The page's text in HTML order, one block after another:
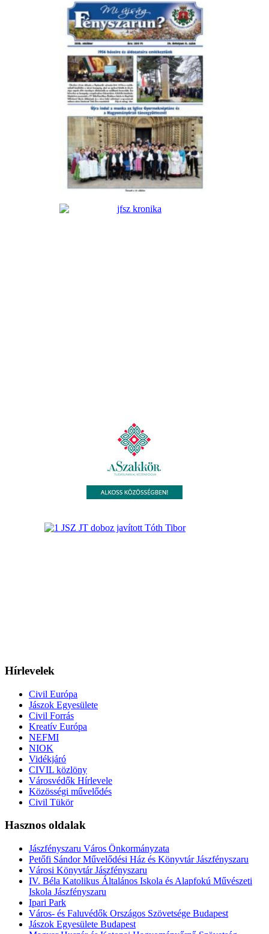
Hírlevelek
Civil Európa
Jászok Egyesülete
Civil Forrás
Kreatív Európa
NEFMI
NIOK
Vidékjáró
CIVIL közlöny
Városvédők Hírlevele
Közösségi művelődés
Civil Tükör
Hasznos oldalak
Jászfényszaru Város Önkormányzata
Petőfi Sándor Művelődési Ház és Könyvtár Jászfényszaru
Városi Könyvtár Jászfényszaru
IV. Béla Katolikus Általános Iskola és Alapfokú Művészeti
Iskola Jászfényszaru
Ipari Park
Város- és Faluvédők Országos Szövetsége Budapest
Jászok Egyesülete Budapest